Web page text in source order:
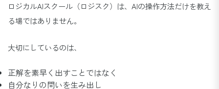
ロジカルAIスクール（ロジスク）は、AIの操作方法だけを教え
る場ではありません。
大切にしているのは、
正解を素早く出すことではなく
自分なりの問いを生み出し